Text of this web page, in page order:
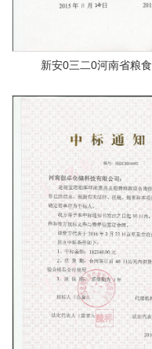
新安0三二0河南省粮